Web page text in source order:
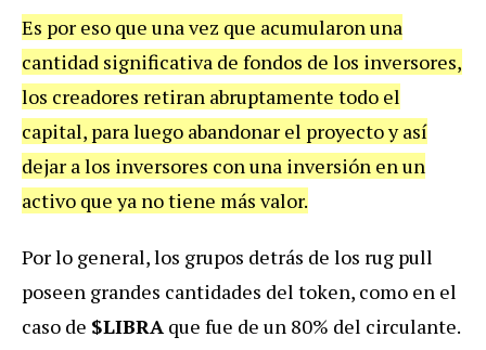
Es por eso que una vez que acumularon una
cantidad significativa de fondos de los inversores,
los creadores retiran abruptamente todo el
capital, para luego abandonar el proyecto y así
dejar a los inversores con una inversión en un
activo que ya no tiene más valor.
Por lo general, los grupos detrás de los rug pull
poseen grandes cantidades del token, como en el
caso de $LIBRA que fue de un 80% del circulante.